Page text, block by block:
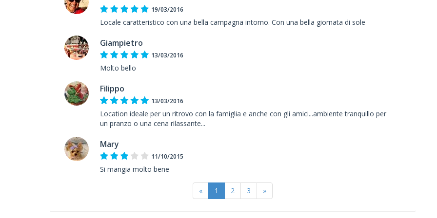
19/03/2016
Locale caratteristico con una bella campagna intorno. Con una bella giornata di sole
Giampietro
13/03/2016
Molto bello
Filippo
13/03/2016
Location ideale per un ritrovo con la famiglia e anche con gli amici...ambiente tranquillo per
un pranzo o una cena rilassante...
Mary
11/10/2015
Si mangia molto bene
« 1 2 3 »